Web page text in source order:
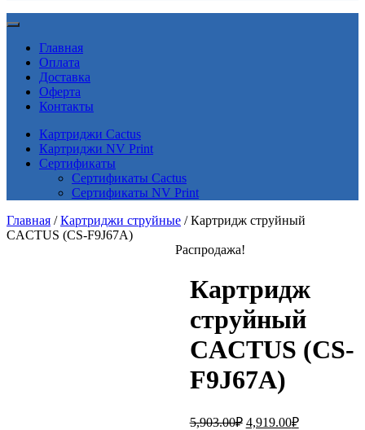
Главная
Оплата
Доставка
Оферта
Контакты
Картриджи Cactus
Картриджи NV Print
Сертификаты
Сертификаты Cactus
Сертификаты NV Print
Главная /Картриджи струйные / Картридж струйный
CACTUS (CS-F9J67A)
Распродажа!
Картридж
струйный
CACTUS (CS-
F9J67A)
5,903.00₽ Первоначальная
4,919.00₽Текущая